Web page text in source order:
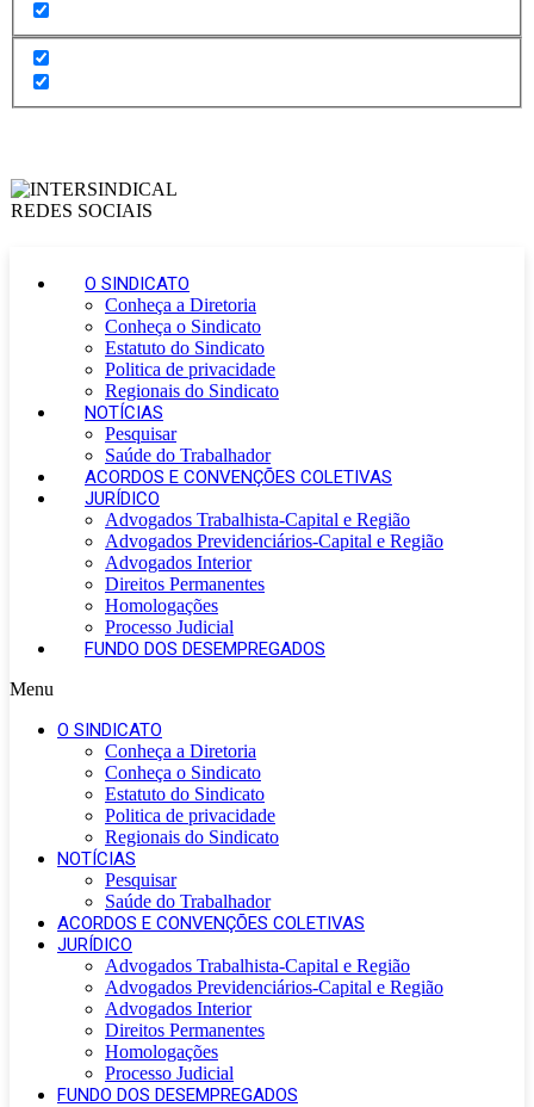
O SINDICATO
Conheça a Diretoria
Conheça o Sindicato
Estatuto do Sindicato
Politica de privacidade
Regionais do Sindicato
NOTÍCIAS
Pesquisar
Saúde do Trabalhador
ACORDOS E CONVENÇÕES COLETIVAS
JURÍDICO
Advogados Trabalhista-Capital e Região
Advogados Previdenciários-Capital e Região
Advogados Interior
Direitos Permanentes
Homologações
Processo Judicial
FUNDO DOS DESEMPREGADOS
Menu
O SINDICATO
Conheça a Diretoria
Conheça o Sindicato
Estatuto do Sindicato
Politica de privacidade
Regionais do Sindicato
NOTÍCIAS
Pesquisar
Saúde do Trabalhador
ACORDOS E CONVENÇÕES COLETIVAS
JURÍDICO
Advogados Trabalhista-Capital e Região
Advogados Previdenciários-Capital e Região
Advogados Interior
Direitos Permanentes
Homologações
Processo Judicial
FUNDO DOS DESEMPREGADOS